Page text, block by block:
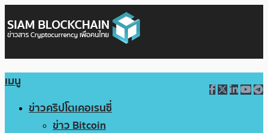
เมนู
ข่าวคริปโตเคอเรนซี่
ข่าว Bitcoin